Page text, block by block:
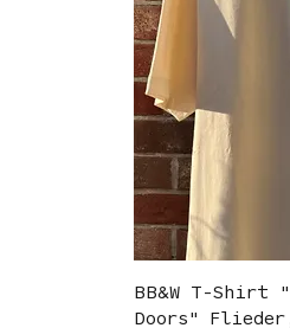
BB&W T-Shirt
Doors"